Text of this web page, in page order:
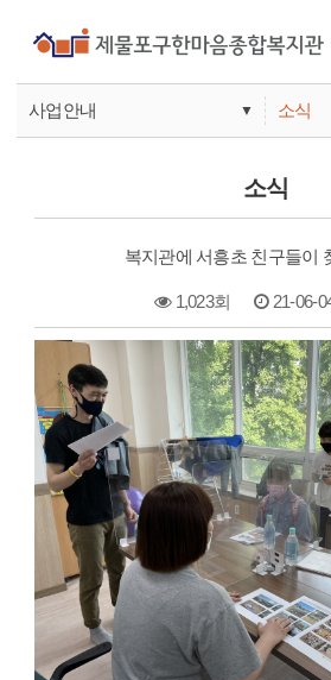
사업안내 ▼
기관안내
소식
서비스
소식
복지관에 서흥초 친구들이
1,023회 21-06-